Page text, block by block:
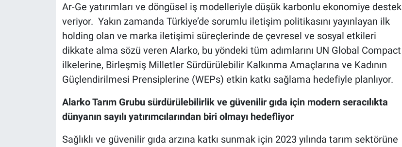
Ar-Ge yatırımları ve döngüsel iş modelleriyle düşük karbonlu ekonomiye destek
veriyor. Yakın zamanda Türkiye’de sorumlu iletişim politikasını yayınlayan ilk
holding olan ve marka iletişimi süreçlerinde de çevresel ve sosyal etkileri
dikkate alma sözü veren Alarko, bu yöndeki tüm adımlarını UN Global Compact
ilkelerine, Birleşmiş Milletler Sürdürülebilir Kalkınma Amaçlarına ve Kadının
Güçlendirilmesi Prensiplerine (WEPs) etkin katkı sağlama hedefiyle planlıyor.
Alarko Tarım Grubu sürdürülebilirlik ve güvenilir gıda için modern seracılıkta
dünyanın sayılı yatırımcılarından biri olmayı hedefliyor
Sağlıklı ve güvenilir gıda arzına katkı sunmak için 2023 yılında tarım sektörüne